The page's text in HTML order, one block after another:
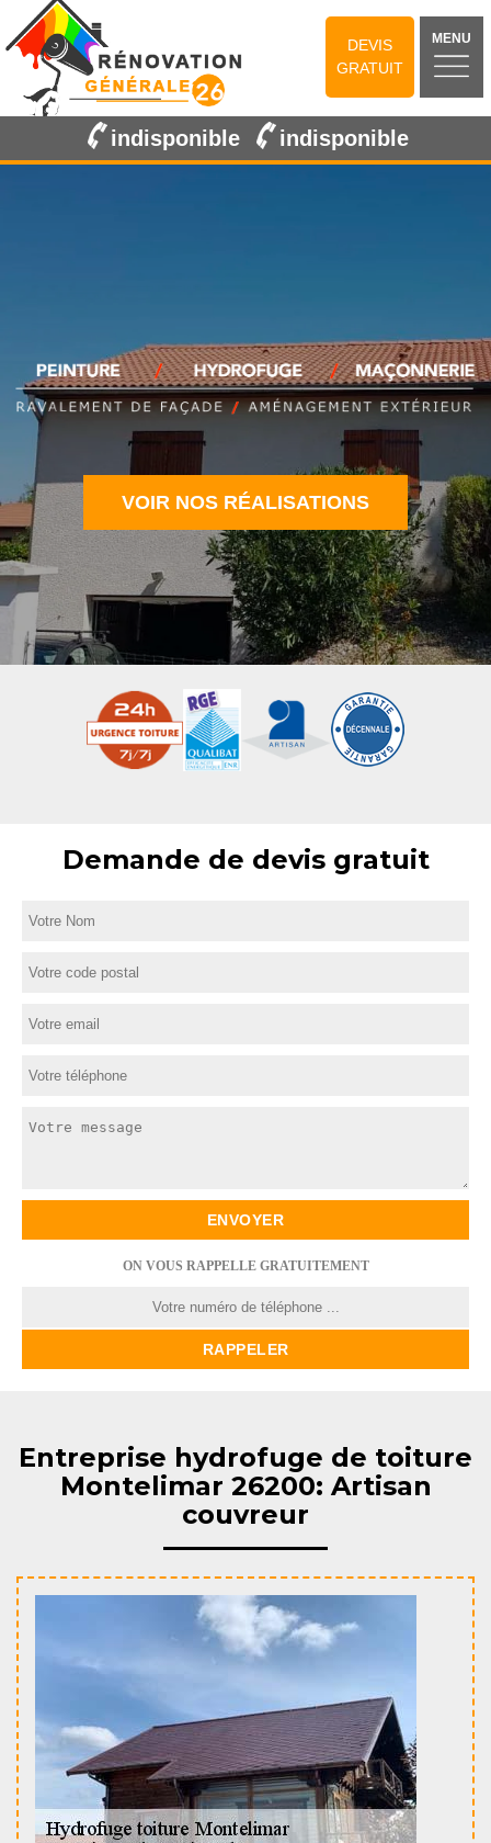
DEVIS
GRATUIT
MENU
indisponible indisponible
VOIR NOS RÉALISATIONS
Demande de devis gratuit
ON VOUS RAPPELLE GRATUITEMENT
Entreprise hydrofuge de toiture
Montelimar 26200: Artisan
couvreur